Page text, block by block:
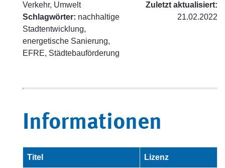
Verkehr, Umwelt
Schlagwörter: nachhaltige
Stadtentwicklung,
energetische Sanierung,
EFRE, Städtebauförderung
Zuletzt aktualisiert:
21.02.2022
Informationen
Titel Lizenz